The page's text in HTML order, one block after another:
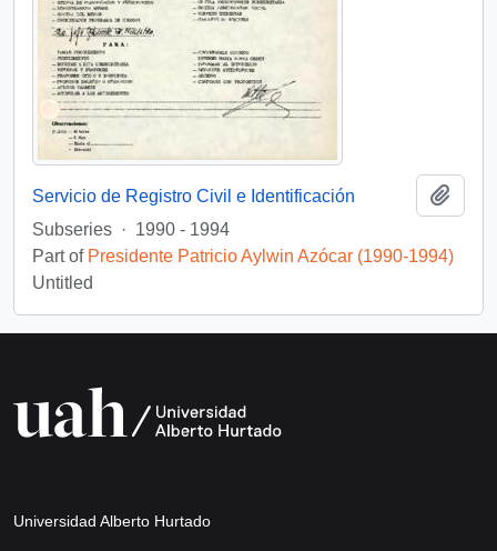
Servicio de Registro Civil e Identificación
Subseries · 1990 - 1994
Part of Presidente Patricio Aylwin Azócar (1990-1994)
Untitled
Universidad Alberto Hurtado